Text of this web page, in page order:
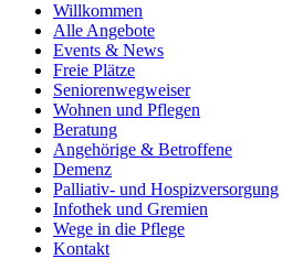
Willkommen
Alle Angebote
Events & News
Freie Plätze
Seniorenwegweiser
Wohnen und Pflegen
Beratung
Angehörige & Betroffene
Demenz
Palliativ- und Hospizversorgung
Infothek und Gremien
Wege in die Pflege
Kontakt